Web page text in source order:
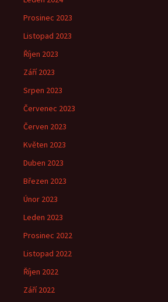
Prosinec 2023
Listopad 2023
Říjen 2023
Září 2023
Srpen 2023
Červenec 2023
Červen 2023
Květen 2023
Duben 2023
Březen 2023
Únor 2023
Leden 2023
Prosinec 2022
Listopad 2022
Říjen 2022
Září 2022